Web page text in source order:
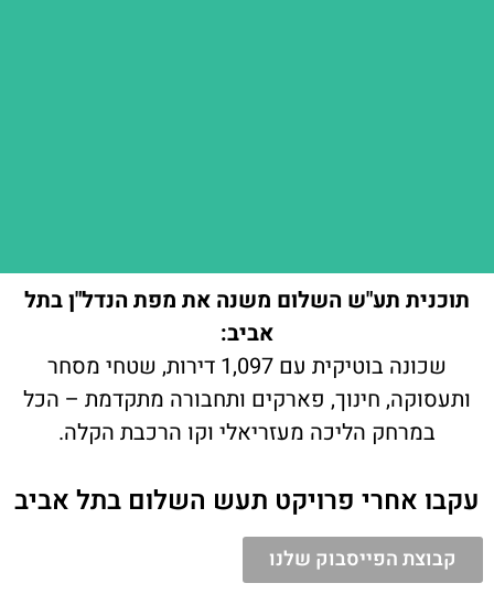
תוכנית תע"ש השלום משנה את מפת הנדל"ן בתל
אביב:
שכונה בוטיקית עם 1,097 דירות, שטחי מסחר
ותעסוקה, חינוך, פארקים ותחבורה מתקדמת – הכל
במרחק הליכה מעזריאלי וקו הרכבת הקלה.
עקבו אחרי פרויקט תעש השלום בתל אביב
קבוצת הפייסבוק שלנו